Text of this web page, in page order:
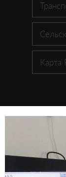
Карта